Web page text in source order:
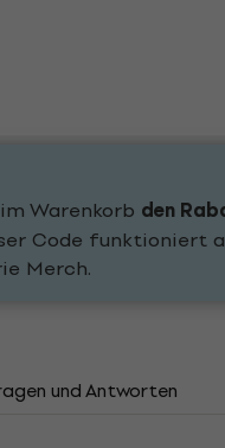
Warenkorb den
Code funktioniert
Merch.
und Antworten